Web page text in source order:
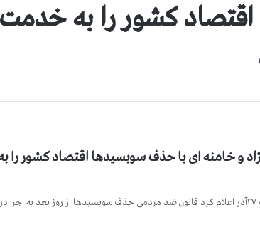
کشور را به
و خامنه ای با حذف سوبسیدها اقتصاد کشور را